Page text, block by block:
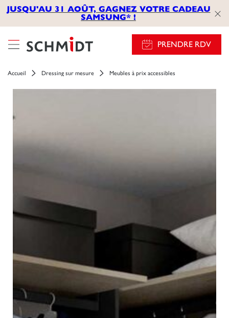
JUSQU'AU 31 AOÛT, GAGNEZ VOTRE CADEAU
SAMSUNG* !
PRENDRE RDV
Accueil Dressing sur mesure Meubles à prix accessibles